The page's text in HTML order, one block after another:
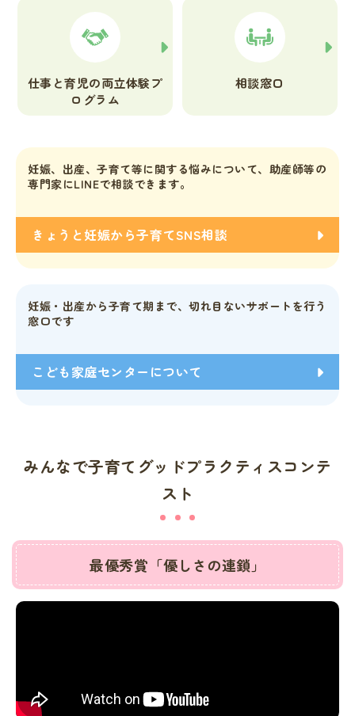
仕事と育児の両立体験プ
ログラム
相談窓口
きょうと妊娠から子育てSNS相談
妊娠、出産、子育て等に関する悩みについて、助産師等の
専門家にLINEで相談できます。
こども家庭センターについて
妊娠・出産から子育て期まで、切れ目ないサポートを行う
窓口です
みんなで子育てグッドプラクティスコンテ
スト
最優秀賞「優しさの連鎖」